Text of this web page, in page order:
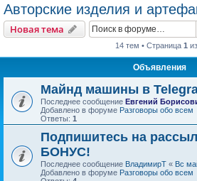
Авторские изделия и
Новая тема
14 тем • Страница 1 из
Объявления
Майнд машины в
Последнее сообщение Евгений
Добавлено в форуме Разговоры обо всем
Ответы: 1
Подпишитесь на
БОНУС!
Последнее сообщение ВладимирТ « Вс
Добавлено в форуме Разговоры обо всем